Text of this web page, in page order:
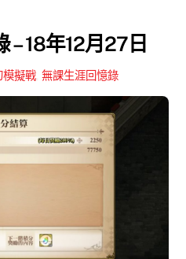
– 18年12月27日
模擬戰, 無課生涯回憶錄